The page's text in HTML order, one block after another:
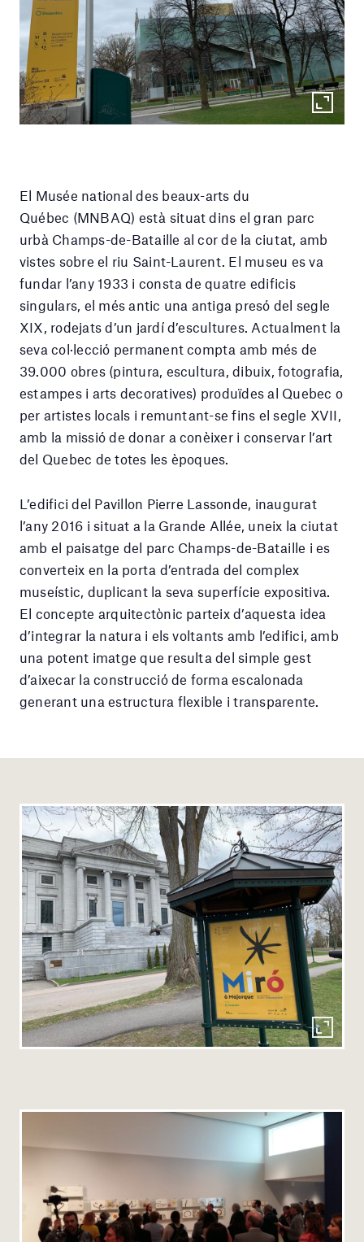
El Musée national des beaux-arts du
Québec (MNBAQ) està situat dins el gran parc
urbà Champs-de-Bataille al cor de la ciutat, amb
vistes sobre el riu Saint-Laurent. El museu es va
fundar l’any 1933 i consta de quatre edificis
singulars, el més antic una antiga presó del segle
XIX, rodejats d’un jardí d’escultures. Actualment la
seva col·lecció permanent compta amb més de
39.000 obres (pintura, escultura, dibuix, fotografia,
estampes i arts decoratives) produïdes al Quebec o
per artistes locals i remuntant-se fins el segle XVII,
amb la missió de donar a conèixer i conservar l’art
del Quebec de totes les èpoques.
L’edifici del Pavillon Pierre Lassonde, inaugurat
l’any 2016 i situat a la Grande Allée, uneix la ciutat
amb el paisatge del parc Champs-de-Bataille i es
converteix en la porta d’entrada del complex
museístic, duplicant la seva superfície expositiva.
El concepte arquitectònic parteix d’aquesta idea
d’integrar la natura i els voltants amb l’edifici, amb
una potent imatge que resulta del simple gest
d’aixecar la construcció de forma escalonada
generant una estructura flexible i transparente.